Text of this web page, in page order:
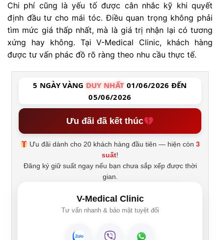
Chi phí cũng là yếu tố được cân nhắc kỹ khi quyết
định đầu tư cho mái tóc. Điều quan trọng không phải
tìm mức giá thấp nhất, mà là giá trị nhận lại có tương
xứng hay không. Tại V-Medical Clinic, khách hàng
được tư vấn phác đồ rõ ràng theo nhu cầu thực tế.
5 NGÀY VÀNG DUY NHẤT 01/06/2026 ĐẾN
05/06/2026
Ưu đãi đã kết thúc
Ưu đãi dành cho 20 khách hàng đầu tiên — hiện còn3
suất!
Đăng ký giữ suất ngay nếu bạn chưa sắp xếp được thời
gian.
V-Medical Clinic
Tư vấn nhanh & bảo mật tuyệt đối